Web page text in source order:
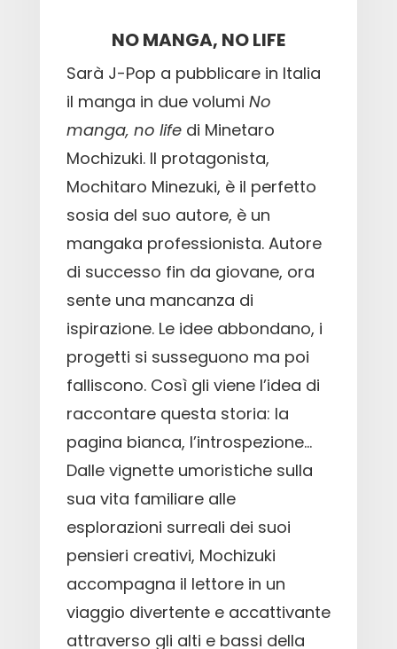
NO MANGA, NO LIFE
Sarà J-Pop a pubblicare in Italia
il manga in due volumi No
manga, no lifedi Minetaro
Mochizuki. Il protagonista,
Mochitaro Minezuki, è il perfetto
sosia del suo autore, è un
mangaka professionista. Autore
di successo fin da giovane, ora
sente una mancanza di
ispirazione. Le idee abbondano, i
progetti si susseguono ma poi
falliscono. Così gli viene l’idea di
raccontare questa storia: la
pagina bianca, l’introspezione…
Dalle vignette umoristiche sulla
sua vita familiare alle
esplorazioni surreali dei suoi
pensieri creativi, Mochizuki
accompagna il lettore in un
viaggio divertente e accattivante
attraverso gli alti e bassi della